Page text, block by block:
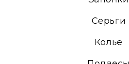
Серьги
Колье